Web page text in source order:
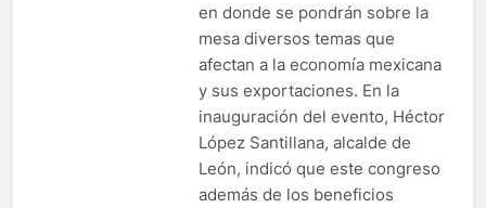
en donde se pondrán sobre la
mesa diversos temas que
afectan a la economía mexicana
y sus exportaciones. En la
inauguración del evento, Héctor
López Santillana, alcalde de
León, indicó que este congreso
además de los beneficios